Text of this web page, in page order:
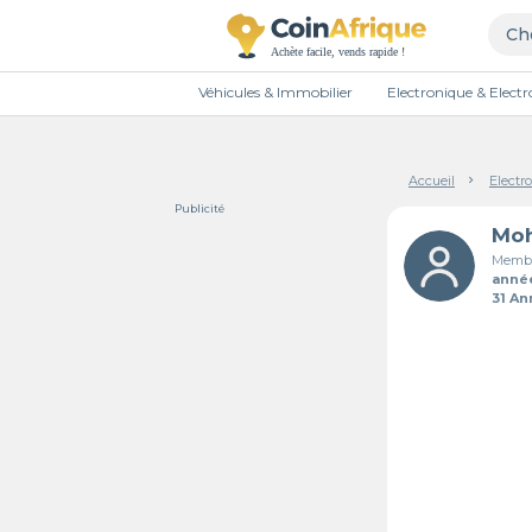
Véhicules & Immobilier Electronique &
Accueil
Publicité
31